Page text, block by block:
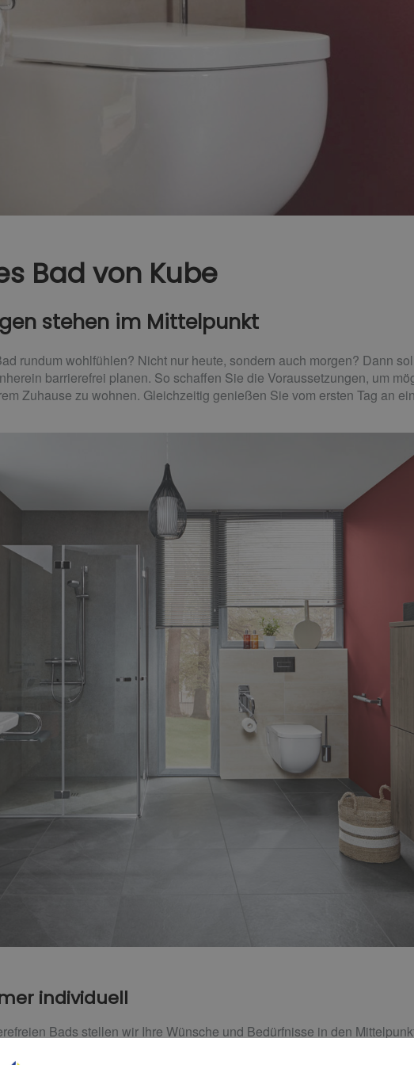
Bad von Kube
stehen im Mittelpunkt
rundum wohlfühlen? Nicht nur heute, sondern auch morgen? Dann
barrierefrei planen. So schaffen Sie die Voraussetzungen, um
Zuhause zu wohnen. Gleichzeitig genießen Sie vom ersten Tag an
individuell
Bads stellen wir Ihre Wünsche und Bedürfnisse in den
einfacher zu gestalten? Soll Ihr Bad auch mit einem Rollstuhl